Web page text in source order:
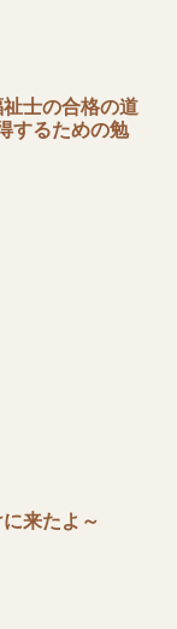
士の合格の道
するための勉
来たよ～